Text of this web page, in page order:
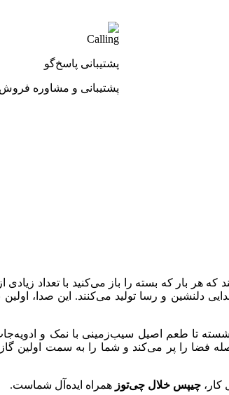
پشتیبانی پاسخ‌گو
پشتیبانی و مشاوره فروش
بار که بسته را باز می‌کنید با تعداد زیادی
دلنشین و رسا تولید می‌کنند. این صدا،
تا طعم اصیل سیب‌زمینی با نمک و
فضا را پر می‌کند و شما را به سمت اولین
کار، چیپس خلال چی‌توز همراه ایده‌آل شماست.